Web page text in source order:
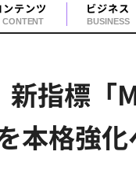
テンツ
CONTENT
ビジネス
BUSINESS
指標「
本格強化